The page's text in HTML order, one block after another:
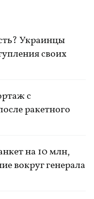
Украинцы
своих
с
ракетного
на 10 млн,
вокруг генерала